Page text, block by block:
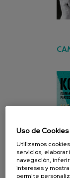
Uso de Cookies
Utilizamos
servicios,
navegación,
intereses y
permite